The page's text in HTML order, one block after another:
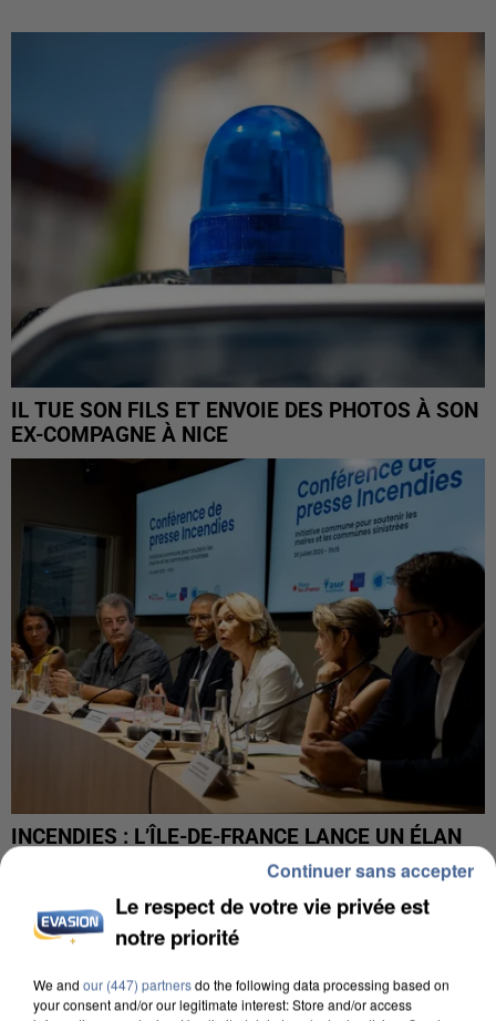
IL TUE SON FILS ET ENVOIE DES PHOTOS À SON
EX-COMPAGNE À NICE
INCENDIES : L’ÎLE-DE-FRANCE LANCE UN ÉLAN
DE SOLIDARITÉ AVEC LES...
Le respect de votre vie privée est
notre priorité
We and our (447) partnersdo the following data processing based on
your consent and/or our legitimate interest: Store and/or access
Continuer sans accepter